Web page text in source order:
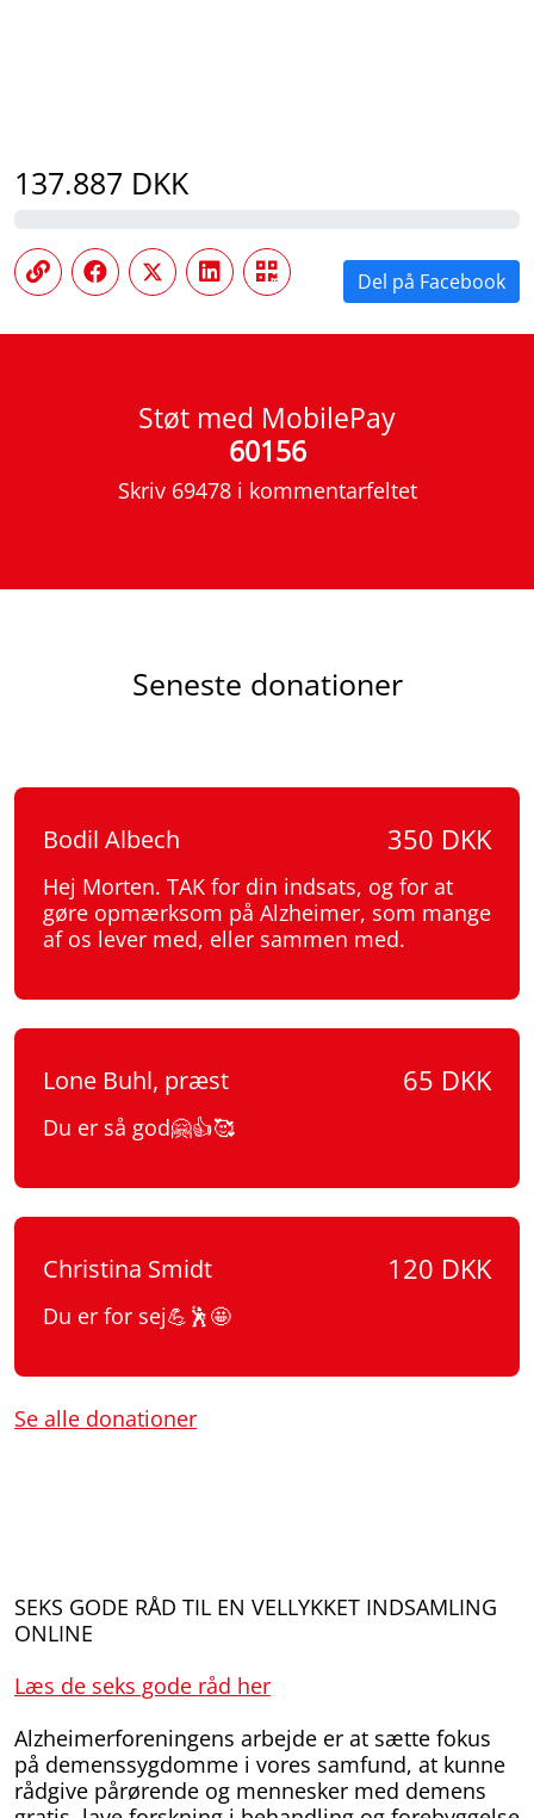
137.887 DKK
Del på Facebook
Støt med MobilePay
60156
Skriv 69478 i kommentarfeltet
Seneste donationer
Bodil Albech 350 DKK
Hej Morten. TAK for din indsats, og for at
gøre opmærksom på Alzheimer, som mange
af os lever med, eller sammen med.
Lone Buhl, præst 65 DKK
Du er så god🤗👍🥰
Christina Smidt 120 DKK
Du er for sej💪🕺🤩
Se alle donationer
SEKS GODE RÅD TIL EN VELLYKKET INDSAMLING
ONLINE
Læs de seks gode råd her
Alzheimerforeningens arbejde er at sætte fokus
på demenssygdomme i vores samfund, at kunne
rådgive pårørende og mennesker med demens